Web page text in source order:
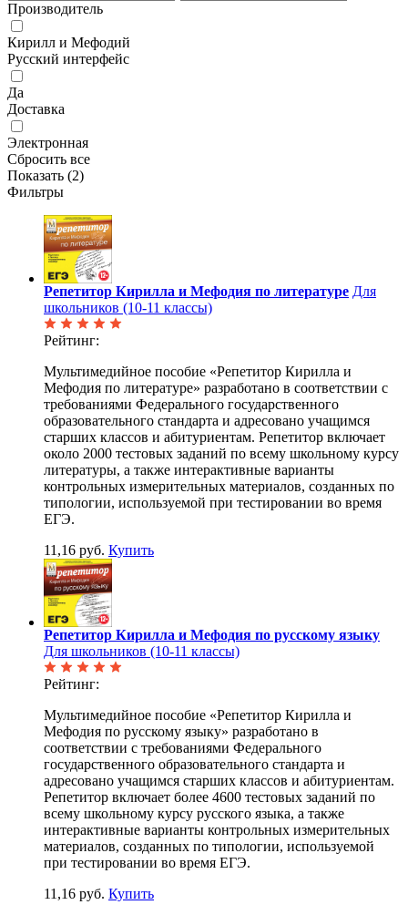
Производитель
Кирилл и Мефодий
Русский интерфейс
Да
Доставка
Электронная
Сбросить все
Показать (2)
Фильтры
Репетитор Кирилла и Мефодия по литературе Для
школьников (10-11 классы)
Рейтинг:
Мультимедийное пособие «Репетитор Кирилла и
Мефодия по литературе» разработано в соответствии с
требованиями Федерального государственного
образовательного стандарта и адресовано учащимся
старших классов и абитуриентам. Репетитор включает
около 2000 тестовых заданий по всему школьному курсу
литературы, а также интерактивные варианты
контрольных измерительных материалов, созданных по
типологии, используемой при тестировании во время
ЕГЭ.
11,16 руб. Купить
Репетитор Кирилла и Мефодия по русскому языку
Для школьников (10-11 классы)
Рейтинг:
Мультимедийное пособие «Репетитор Кирилла и
Мефодия по русскому языку» разработано в
соответствии с требованиями Федерального
государственного образовательного стандарта и
адресовано учащимся старших классов и абитуриентам.
Репетитор включает более 4600 тестовых заданий по
всему школьному курсу русского языка, а также
интерактивные варианты контрольных измерительных
материалов, созданных по типологии, используемой
при тестировании во время ЕГЭ.
11,16 руб. Купить